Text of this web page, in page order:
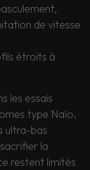
de vitesse
étroits à
les essais
type Naïo,
ultra-bas
la
restent limités